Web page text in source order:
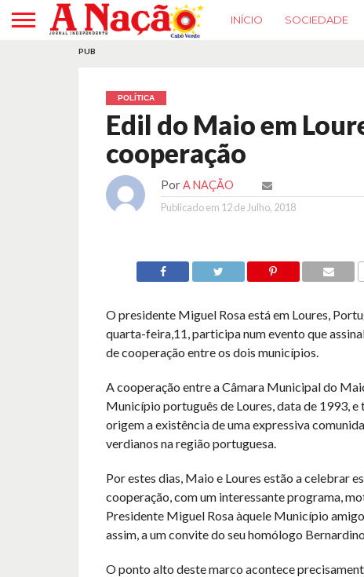
INÍCIO SOCIEDADE
PUB
POLÍTICA
Edil do Maio em
cooperação
Por A NAÇÃO
Publicado em 12 de Julho, 2018
O presidente Miguel Rosa está em Loures,
quarta-feira,11, participa num evento que
de cooperação entre os dois municípios.
A cooperação entre a Câmara Municipal do
Município português de Loures, data de 1993, e
origem a existência de uma expressiva
verdianos na região portuguesa.
Por estes dias, Maio e Loures estão a celebrar
cooperação, com um interessante programa,
Presidente Miguel Rosa àquele Município
assim, a um convite do seu homólogo
O ponto alto deste marco acontece